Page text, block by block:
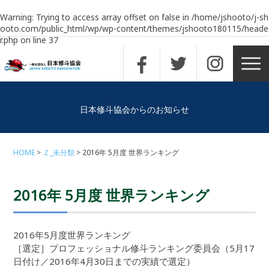
Warning: Trying to access array offset on false in /home/jshooto/j-sh
ooto.com/public_html/wp/wp-content/themes/jshooto180115/heade
r.phpon line37
日本修斗協会からのお知らせ
HOME Ｚ_未分類 2016年 5月度 世界ランキング
2016年 5月度 世界ランキング
2016年5月度世界ランキング
［選定］プロフェッショナル修斗ランキング委員会（5月17
日付け／2016年4月30日までの実績で選定）